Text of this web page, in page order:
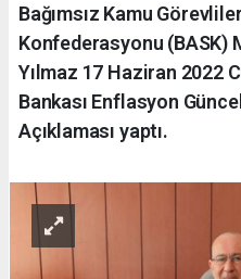
Bağımsız Kamu
Konfederasyonu (BASK)
Yılmaz 17 Haziran 2022
Bankası Enflasyon
Açıklaması yaptı.